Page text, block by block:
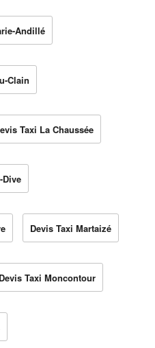
Andillé
Clain
Taxi La Chaussée
Dive
Devis Taxi Martaizé
Devis Taxi Moncontour